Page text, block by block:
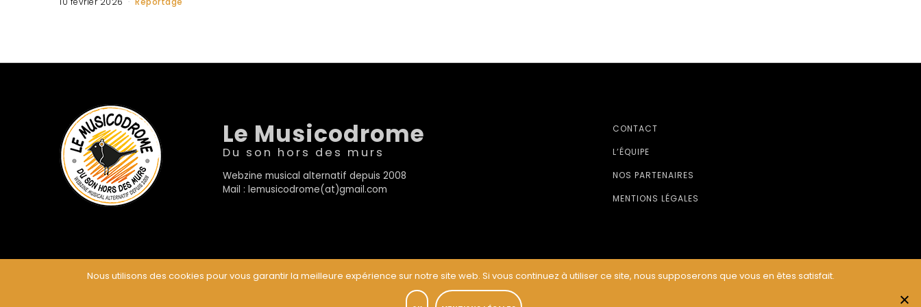
Le Musicodrome
Du son hors des murs
Webzine musical alternatif depuis 2008
Mail : lemusicodrome(at)gmail.com
CONTACT
L’ÉQUIPE
NOS PARTENAIRES
MENTIONS LÉGALES
Nous utilisons des cookies pour vous garantir la meilleure expérience sur notre site web. Si vous continuez à utiliser ce site, nous supposerons que vous en êtes satisfait.